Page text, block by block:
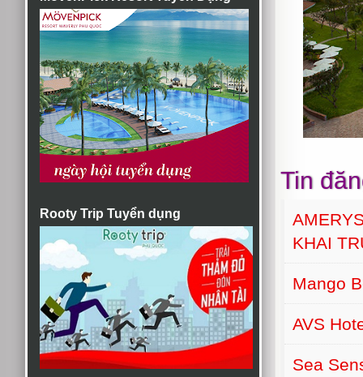
Rooty Trip Tuyển dụng
Tin
KHAI
Mango
AVS
Sea